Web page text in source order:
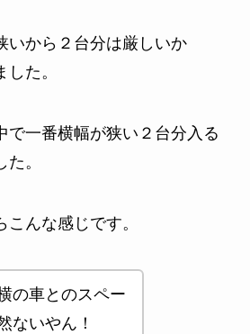
いから２台分は厳しいか
した。
で一番横幅が狭い２台分入る
。
んな感じです。
の車とのスペー
ないやん！